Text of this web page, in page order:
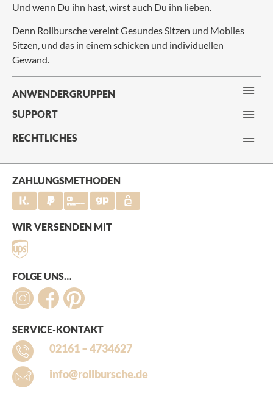
Und wenn Du ihn hast, wirst auch Du ihn lieben.
Denn Rollbursche vereint Gesundes Sitzen und Mobiles
Sitzen, und das in einem schicken und individuellen
Gewand.
ANWENDERGRUPPEN
SUPPORT
RECHTLICHES
ZAHLUNGSMETHODEN
WIR VERSENDEN MIT
FOLGE UNS…
SERVICE-KONTAKT
02161 – 4734627
info@rollbursche.de